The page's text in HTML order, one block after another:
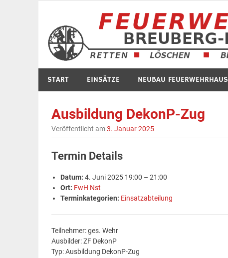
springen
START EINSÄTZE NEUBAU FEUERWEHRHAUS
Ausbildung DekonP-Zug
Veröffentlicht am3. Januar 2025
Termin Details
Datum: 4. Juni 2025 19:00 – 21:00
Ort: FwH Nst
Terminkategorien: Einsatzabteilung
Teilnehmer: ges. Wehr
Ausbilder: ZF DekonP
Typ: Ausbildung DekonP-Zug